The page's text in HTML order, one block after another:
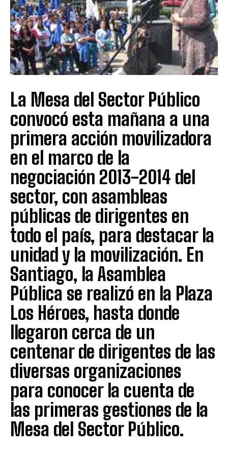
La Mesa del Sector Público
convocó esta mañana a una
primera acción movilizadora
en el marco de la
negociación 2013-2014 del
sector, con asambleas
públicas de dirigentes en
todo el país, para destacar la
unidad y la movilización. En
Santiago, la Asamblea
Pública se realizó en la Plaza
Los Héroes, hasta donde
llegaron cerca de un
centenar de dirigentes de las
diversas organizaciones
para conocer la cuenta de
las primeras gestiones de la
Mesa del Sector Público.